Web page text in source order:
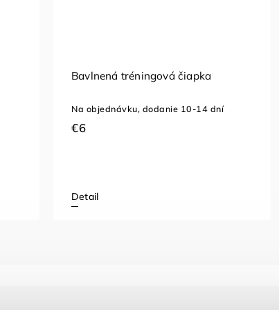
Bavlnená tréningová čiapka
Na objednávku, dodanie 10-14 dní
€6
Detail